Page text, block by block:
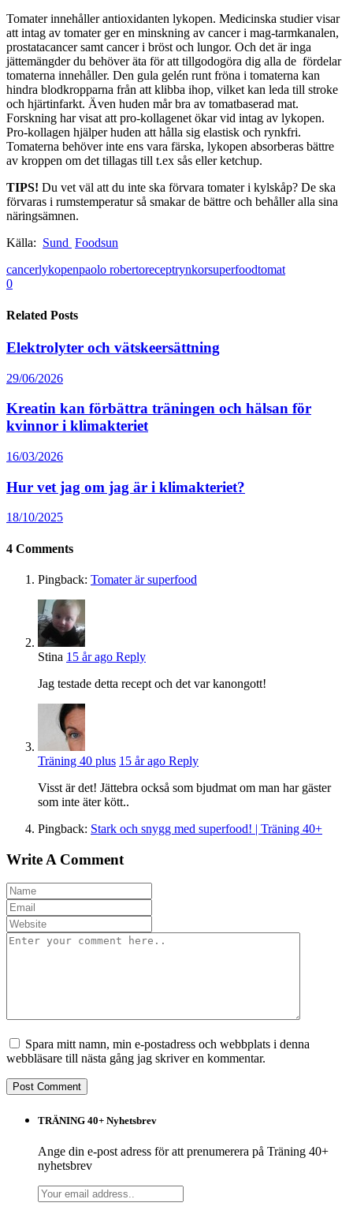
Tomater innehåller antioxidanten lykopen. Medicinska studier visar
att intag av tomater ger en minskning av cancer i mag-tarmkanalen,
prostatacancer samt cancer i bröst och lungor. Och det är inga
jättemängder du behöver äta för att tillgodogöra dig alla de fördelar
tomaterna innehåller. Den gula gelén runt fröna i tomaterna kan
hindra blodkropparna från att klibba ihop, vilket kan leda till stroke
och hjärtinfarkt. Även huden mår bra av tomatbaserad mat.
Forskning har visat att pro-kollagenet ökar vid intag av lykopen.
Pro-kollagen hjälper huden att hålla sig elastisk och rynkfri.
Tomaterna behöver inte ens vara färska, lykopen absorberas bättre
av kroppen om det tillagas till t.ex sås eller ketchup.
TIPS! Du vet väl att du inte ska förvara tomater i kylskåp? De ska
förvaras i rumstemperatur så smakar de bättre och behåller alla sina
näringsämnen.
Källa: Sund Foodsun
cancerlykopenpaolo robertoreceptrynkorsuperfoodtomat
0
Related Posts
Elektrolyter och vätskeersättning
29/06/2026
Kreatin kan förbättra träningen och hälsan för
kvinnor i klimakteriet
16/03/2026
Hur vet jag om jag är i klimakteriet?
18/10/2025
4 Comments
Pingback: Tomater är superfood
Stina 15 år ago Reply
Jag testade detta recept och det var kanongott!
Träning 40 plus 15 år ago Reply
Visst är det! Jättebra också som bjudmat om man har gäster
som inte äter kött..
Pingback: Stark och snygg med superfood! | Träning 40+
Write A Comment
Spara mitt namn, min e-postadress och webbplats i denna
webbläsare till nästa gång jag skriver en kommentar.
TRÄNING 40+ Nyhetsbrev
Ange din e-post adress för att prenumerera på Träning 40+
nyhetsbrev